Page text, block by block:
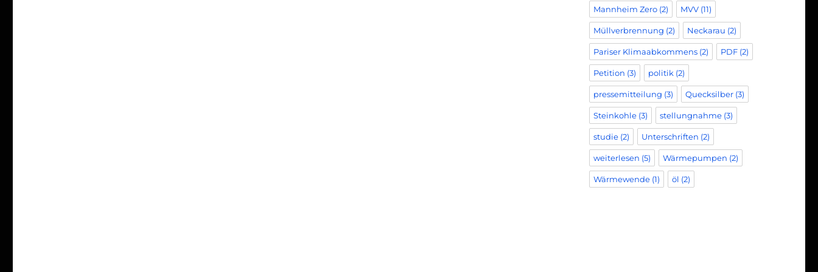
Mannheim Zero(2) MVV(11)
Müllverbrennung (2) Neckarau (2)
Pariser Klimaabkommens(2) PDF(2)
Petition (3) politik (2)
pressemitteilung (3) Quecksilber(3)
Steinkohle(3) stellungnahme(3)
studie(2) Unterschriften (2)
weiterlesen (5) Wärmepumpen (2)
Wärmewende(1) öl (2)